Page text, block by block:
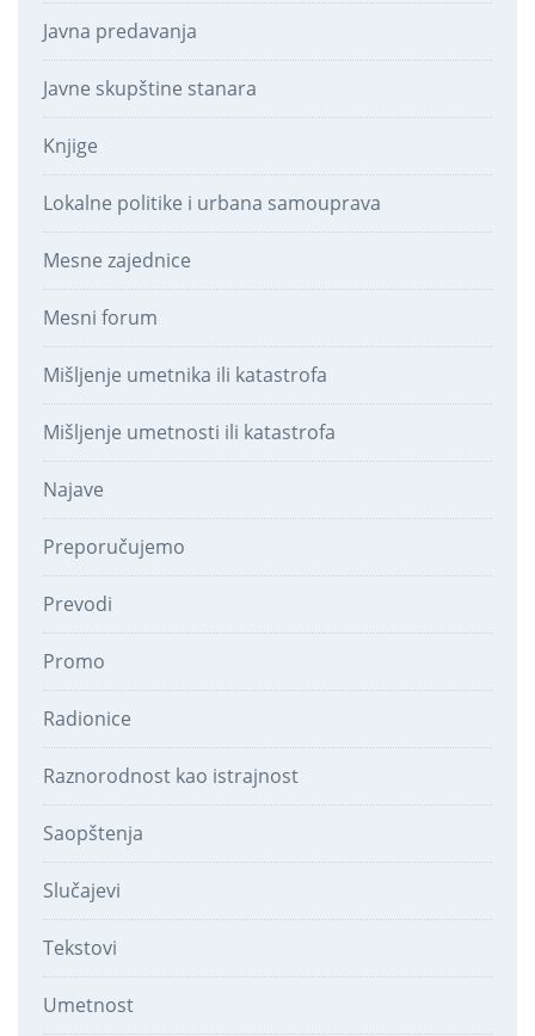
Javna predavanja
Javne skupštine stanara
Knjige
Lokalne politike i urbana samouprava
Mesne zajednice
Mesni forum
Mišljenje umetnika ili katastrofa
Mišljenje umetnosti ili katastrofa
Najave
Preporučujemo
Prevodi
Promo
Radionice
Raznorodnost kao istrajnost
Saopštenja
Slučajevi
Tekstovi
Umetnost